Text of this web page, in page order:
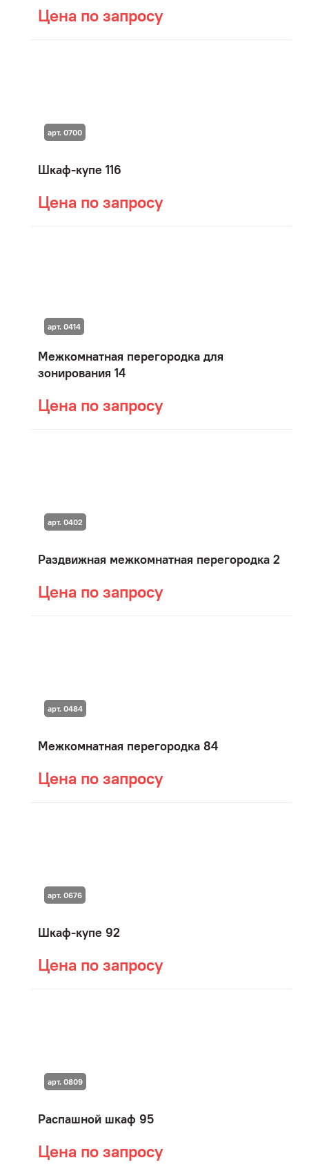
Цена по запросу
Шкаф-купе 116
Цена по запросу
арт. 0700
Межкомнатная перегородка для
зонирования 14
Цена по запросу
арт. 0414
Раздвижная межкомнатная перегородка 2
Цена по запросу
арт. 0402
Межкомнатная перегородка 84
Цена по запросу
арт. 0484
Шкаф-купе 92
Цена по запросу
арт. 0676
Распашной шкаф 95
Цена по запросу
арт. 0809